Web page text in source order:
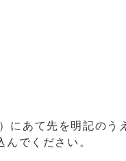
あて先を明記のう
でください。